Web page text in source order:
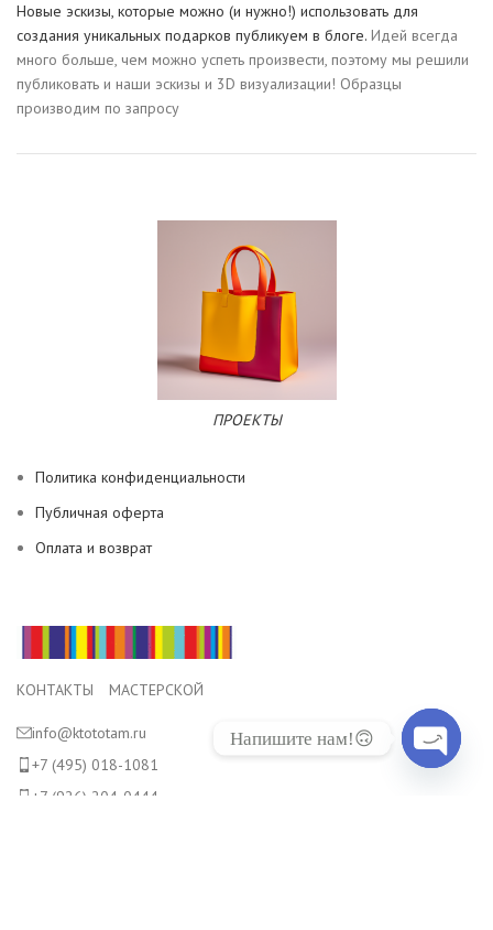
Новые эскизы, которые можно (и нужно!) использовать для
создания уникальных подарков публикуем в блоге. Идей всегда
много больше, чем можно успеть произвести, поэтому мы решили
публиковать и наши эскизы и 3D визуализации! Образцы
производим по запросу
ПРОЕКТЫ
Политика конфиденциальности
Публичная оферта
Оплата и возврат
КОНТАКТЫ МАСТЕРСКОЙ
info@ktototam.ru
+7 (495) 018-1081
+7 (926) 204-0444
Напишите нам!🙃